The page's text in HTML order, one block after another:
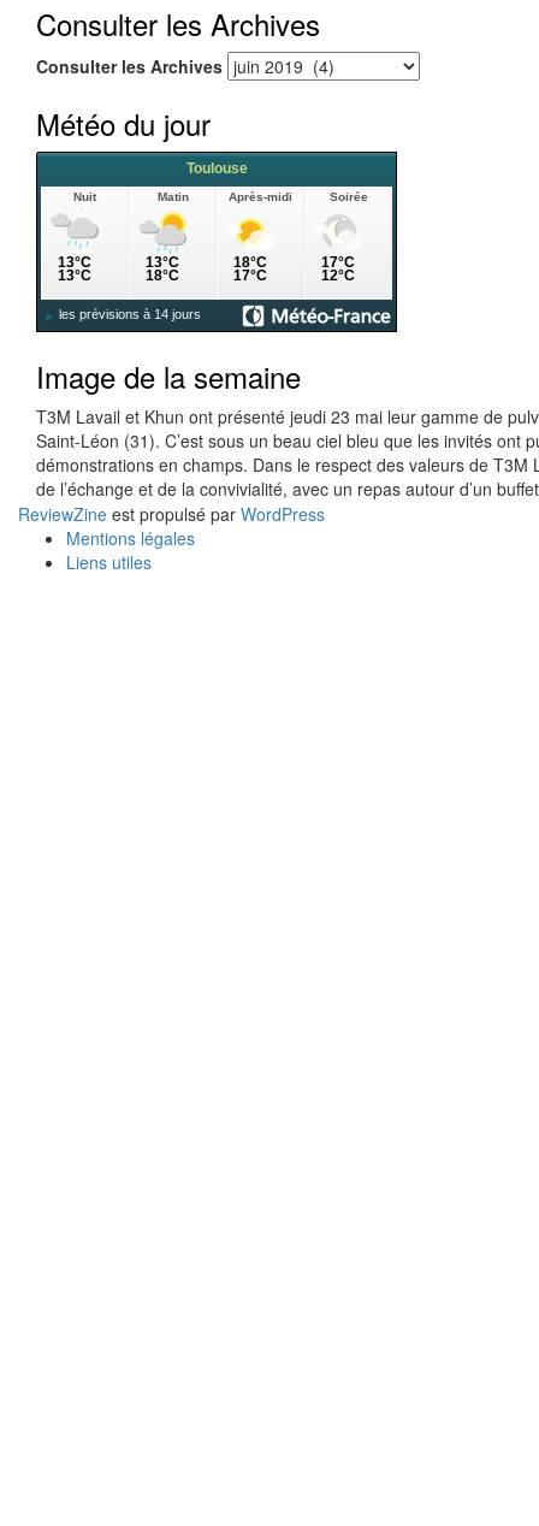
Consulter les Archives
Consulter les Archives
Météo du jour
Image de la semaine
T3M Lavail et Khun ont présenté jeudi 23 mai leur gamme de
Saint-Léon (31). C’est sous un beau ciel bleu que les invités ont
démonstrations en champs. Dans le respect des valeurs de
de l’échange et de la convivialité, avec un repas autour d’un
ReviewZine est propulsé par WordPress
Mentions légales
Liens utiles